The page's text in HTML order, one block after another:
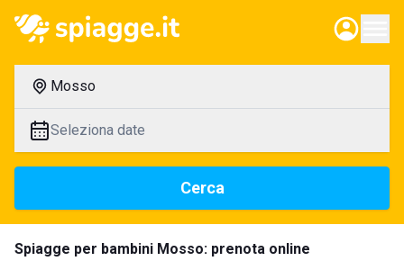
Mosso
Seleziona date
Cerca
Spiagge per bambini Mosso: prenota online